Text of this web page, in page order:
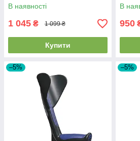
В наявності
1 045 ₴ 1 099 ₴
Купити
В
950
–5% –5%